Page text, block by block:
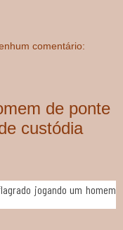
comentário:
de ponte
custódia
jogando um homem